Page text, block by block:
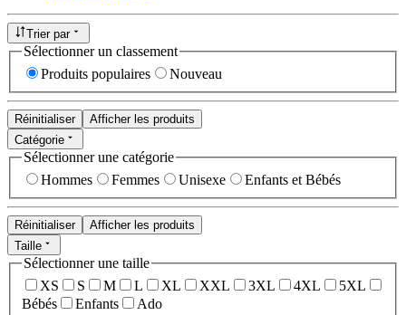
Trier par
Sélectionner un classement
Produits populaires
Nouveau
Réinitialiser
Afficher les produits
Catégorie
Sélectionner une catégorie
Hommes
Femmes Unisexe Enfants et Bébés
Réinitialiser
Afficher les produits
Taille
Sélectionner une taille
XS
S M L XL XXL 3XL 4XL
5XL
Bébés
Enfants Ado